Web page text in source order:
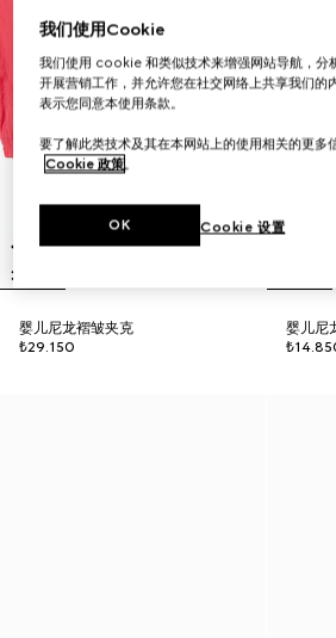
婴儿尼龙褶皱夹克
₺29.150
婴儿尼
我们使用Cookie
我们使用 cookie 和类似技术来增强网站导航，分
开展营销工作，并允许您在社交网络上共享我们的
表示您同意本使用条款。
要了解此类技术及其在本网站上的使用相关的更多
Cookie 政策。
Cookie 设置
OK